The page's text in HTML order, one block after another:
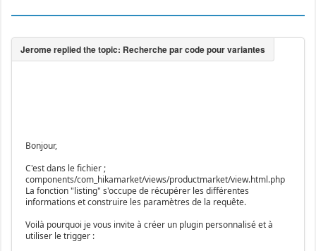
Bonjour,
C'est dans le fichier ;
components/com_hikamarket/views/productmarket/view.html.php
La fonction "listing" s'occupe de récupérer les différentes
informations et construire les paramètres de la requête.
Voilà pourquoi je vous invite à créer un plugin personnalisé et à
utiliser le trigger :